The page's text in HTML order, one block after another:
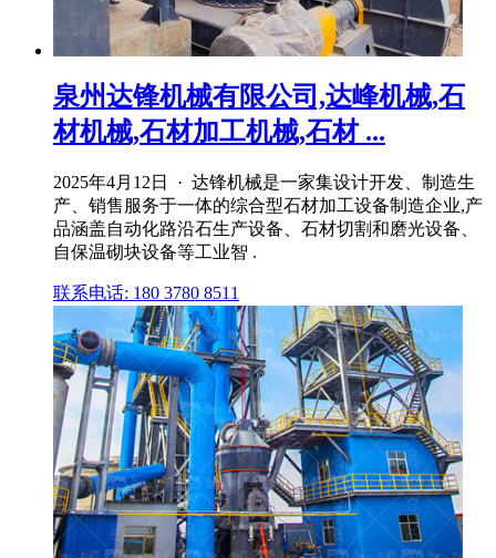
泉州达锋机械有限公司,达峰机械,石
材机械,石材加工机械,石材 ...
2025年4月12日 · 达锋机械是一家集设计开发、制造生
产、销售服务于一体的综合型石材加工设备制造企业,产
品涵盖自动化路沿石生产设备、石材切割和磨光设备、
自保温砌块设备等工业智 .
联系电话: 180 3780 8511